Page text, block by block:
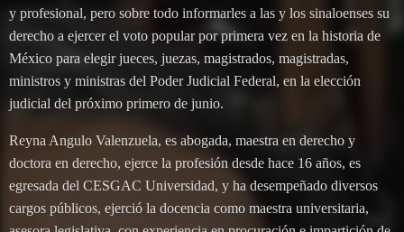
y profesional, pero sobre todo informarles a las y los sinaloenses su
derecho a ejercer el voto popular por primera vez en la historia de
México para elegir jueces, juezas, magistrados, magistradas,
ministros y ministras del Poder Judicial Federal, en la elección
judicial del próximo primero de junio.
Reyna Angulo Valenzuela, es abogada, maestra en derecho y
doctora en derecho, ejerce la profesión desde hace 16 años, es
egresada del CESGAC Universidad, y ha desempeñado diversos
cargos públicos, ejerció la docencia como maestra universitaria,